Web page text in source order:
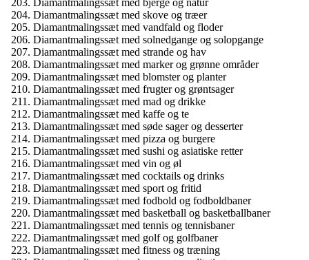
Diamantmalingssæt med bjerge og natur
Diamantmalingssæt med skove og træer
Diamantmalingssæt med vandfald og floder
Diamantmalingssæt med solnedgange og solopgange
Diamantmalingssæt med strande og hav
Diamantmalingssæt med marker og grønne områder
Diamantmalingssæt med blomster og planter
Diamantmalingssæt med frugter og grøntsager
Diamantmalingssæt med mad og drikke
Diamantmalingssæt med kaffe og te
Diamantmalingssæt med søde sager og desserter
Diamantmalingssæt med pizza og burgere
Diamantmalingssæt med sushi og asiatiske retter
Diamantmalingssæt med vin og øl
Diamantmalingssæt med cocktails og drinks
Diamantmalingssæt med sport og fritid
Diamantmalingssæt med fodbold og fodboldbaner
Diamantmalingssæt med basketball og basketballbaner
Diamantmalingssæt med tennis og tennisbaner
Diamantmalingssæt med golf og golfbaner
Diamantmalingssæt med fitness og træning